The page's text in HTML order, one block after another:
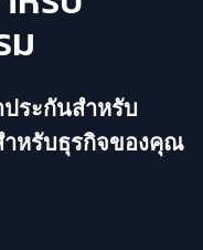
ม
ประกันสำหรับ
หรับธุรกิจของคุณ